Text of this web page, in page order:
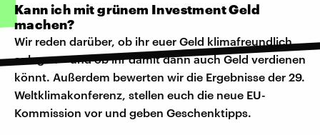
Kann ich mit grünem Investment Geld
machen?
Wir reden darüber, ob ihr euer Geld klimafreundlich
anlegen – und ob ihr damit dann auch Geld verdienen
könnt. Außerdem bewerten wir die Ergebnisse der 29.
Weltklimakonferenz, stellen euch die neue EU-
Kommission vor und geben Geschenktipps.